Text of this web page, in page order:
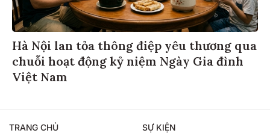
Hà Nội lan tỏa thông điệp yêu thương qua
chuỗi hoạt động kỷ niệm Ngày Gia đình
Việt Nam
TRANG CHỦ SỰ KIỆN